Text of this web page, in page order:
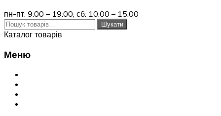
пн-пт: 9:00 – 19:00, сб: 10:00 – 15:00
Шукати:
Шукати
Каталог товарів
Меню
Переглянути